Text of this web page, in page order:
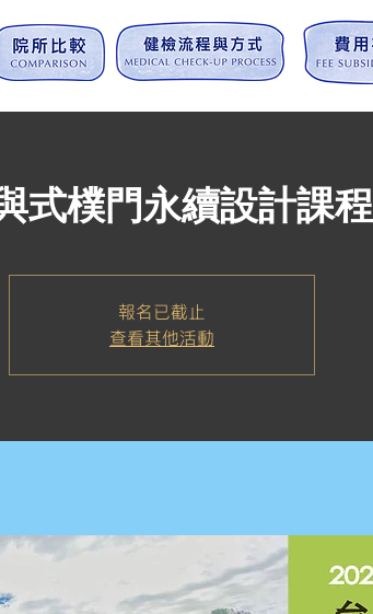
式樸門永續設計課程
報名已截止
查看其他活動